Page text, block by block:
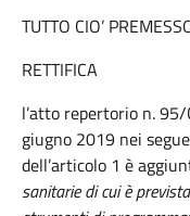
TUTTO CIO’
RETTIFICA
l’atto repertorio n.
giugno 2019 nei
dell’articolo 1 è
sanitarie di cui è